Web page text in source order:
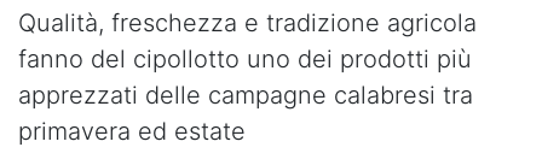
Qualità, freschezza e tradizione agricola
fanno del cipollotto uno dei prodotti più
apprezzati delle campagne calabresi tra
primavera ed estate